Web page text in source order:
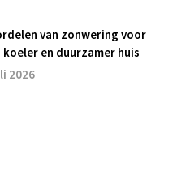
van zonwering voor
koeler en duurzamer huis
2026